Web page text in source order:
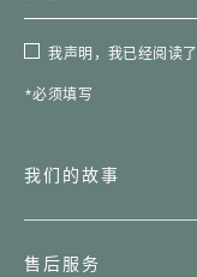
我声明，我已经阅读了
*必须填写
我们的故事
售后服务